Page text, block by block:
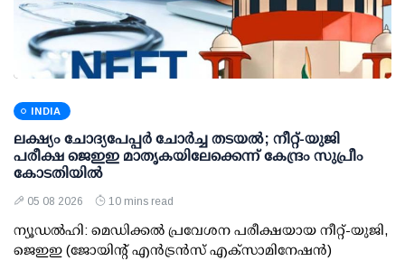
INDIA
ലക്ഷ്യം ചോദ്യപേപ്പര്‍ ചോര്‍ച്ച തടയല്‍; നീറ്റ്-യുജി
പരീക്ഷ ജെഇഇ മാതൃകയിലേക്കെന്ന് കേന്ദ്രം സുപ്രീം
കോടതിയില്‍
05 08 2026 10 mins read
ന്യൂഡല്‍ഹി: മെഡിക്കല്‍ പ്രവേശന പരീക്ഷയായ നീറ്റ്-യുജി,
ജെഇഇ (ജോയിന്റ് എന്‍ട്രന്‍സ് എക്‌സാമിനേഷന്‍)